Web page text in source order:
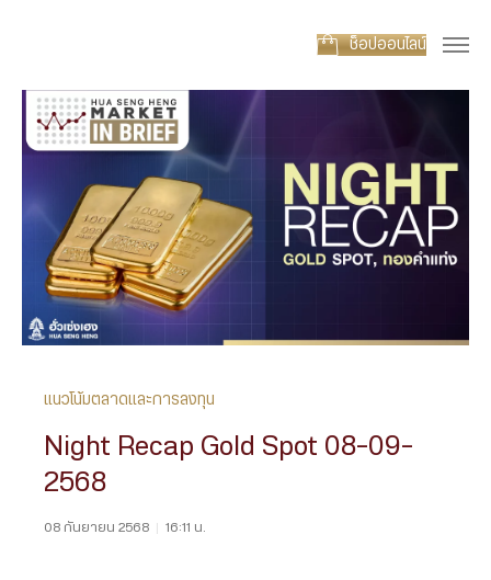
ช็อปออนไลน์
แนวโน้มตลาดและการลงทุน
Night Recap Gold Spot 08-09-
2568
08 กันยายน 2568 | 16:11 น.